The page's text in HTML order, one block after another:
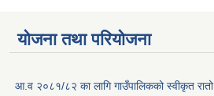
योजना तथा परियोजना
आ.व २०८१/८२ का लागि गाउँपालिकको स्वीकृत रातो